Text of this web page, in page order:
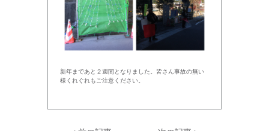
新年まであと２週間となりました。皆さん事故の無い
様くれぐれもご注意ください。